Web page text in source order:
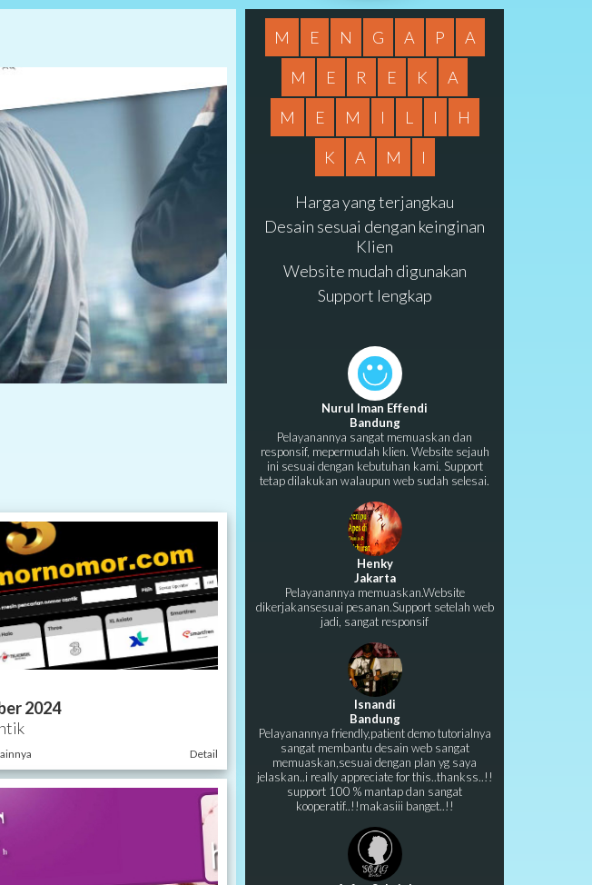
2024
Detail
M E N G A P
A
M
E R E K
A
M
E M I L I
H
K
A M I
Harga yang terjangkau
Desain sesuai dengan keinginan
Klien
Website mudah digunakan
Support lengkap
Nurul Iman Effendi
Bandung
Pelayanannya sangat memuaskan dan
responsif, mepermudah klien. Website sejauh
ini sesuai dengan kebutuhan kami. Support
tetap dilakukan walaupun web sudah selesai.
Henky
Jakarta
Pelayanannya memuaskan.Website
dikerjakansesuai pesanan.Support setelah web
jadi, sangat responsif
Isnandi
Bandung
Pelayanannya friendly,patient demo tutorialnya
sangat membantu desain web sangat
memuaskan,sesuai dengan plan yg saya
jelaskan..i really appreciate for this..thankss..!!
support 100 % mantap dan sangat
kooperatif..!!makasiii banget..!!